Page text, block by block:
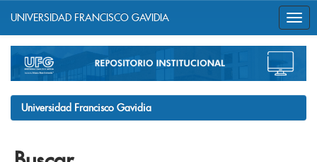
navigation
UNIVERSIDAD FRANCISCO GAVIDIA
Universidad Francisco Gavidia